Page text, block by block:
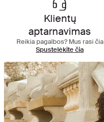
Klientų
aptarnavimas
Reikia pagalbos? Mus rasi čia
Spustelėkite čia